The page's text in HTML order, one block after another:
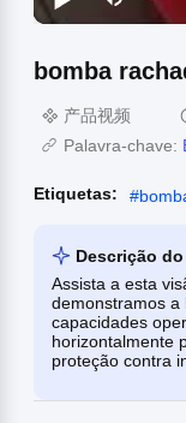
bomba
产品视频
Palavra-chave:
Etiquetas: #
Descrição
Assista a esta
demonstramos a
capacidades
horizontalmente
proteção contra